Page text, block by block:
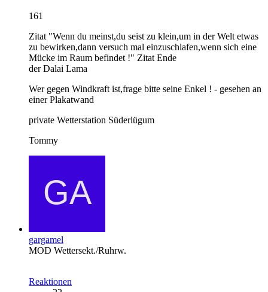
161
Zitat "Wenn du meinst,du seist zu klein,um in der Welt etwas
zu bewirken,dann versuch mal einzuschlafen,wenn sich eine
Mücke im Raum befindet !" Zitat Ende
der Dalai Lama
Wer gegen Windkraft ist,frage bitte seine Enkel ! - gesehen an
einer Plakatwand
private Wetterstation Süderlügum
Tommy
gargamel
MOD Wettersekt./Ruhrw.
Reaktionen